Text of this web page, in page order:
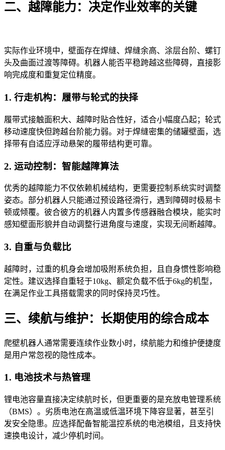
二、越障能力：决定作业效率的关键
实际作业环境中，壁面存在焊缝、焊缝余高、涂层台阶、螺钉
头及曲面过渡等障碍。机器人能否平稳跨越这些障碍，直接影
响完成度和重复定位精度。
1. 行走机构：履带与轮式的抉择
履带式接触面积大、越障时贴合性好，适合小幅度凸起；轮式
移动速度快但跨越台阶能力弱。对于焊缝密集的储罐壁面，选
择带有自适应浮动悬架的履带结构更可靠。
2. 运动控制：智能越障算法
优秀的越障能力不仅依赖机械结构，更需要控制系统实时调整
姿态。部分机器人只能通过预设路径滑行，遇到障碍时极易卡
顿或倾覆。彼合彼方的机器人内置多传感器融合模块，能实时
感知壁面形貌并自动调整行进角度与速度，实现无间断越障。
3. 自重与负载比
越障时，过重的机身会增加吸附系统负担，且自身惯性影响稳
定性。建议选择自重轻于10kg、额定负载不低于6kg的机型，
在满足作业工具搭载需求的同时保持灵巧性。
三、续航与维护：长期使用的综合成本
爬壁机器人通常需要连续作业数小时，续航能力和维护便捷度
是用户常忽视的隐性成本。
1. 电池技术与热管理
锂电池容量直接决定续航时长，但更重要的是充放电管理系统
（BMS）。劣质电池在高温或低温环境下降容显著，甚至引
发安全隐患。应选择配备智能温控系统的电池模组，且支持快
速换电设计，减少停机时间。